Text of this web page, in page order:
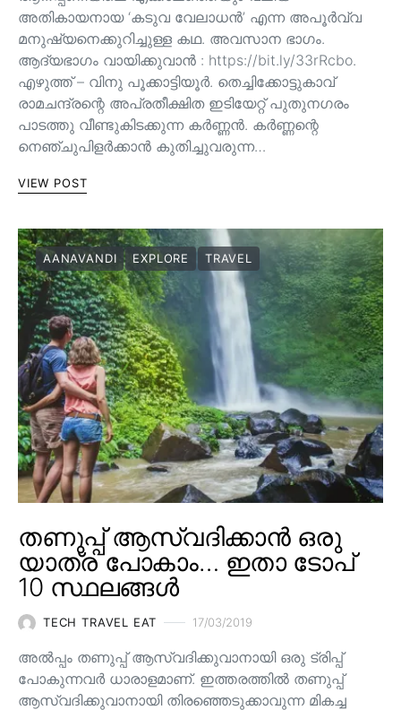
അതികായനായ ‘കടുവ വേലാധൻ’ എന്ന അപൂർവ്വ
മനുഷ്യനെക്കുറിച്ചുള്ള കഥ. അവസാന ഭാഗം.
ആദ്യഭാഗം വായിക്കുവാൻ : https://bit.ly/33rRcbo.
എഴുത്ത് – വിനു പൂക്കാട്ടിയൂർ. തെച്ചിക്കോട്ടുകാവ്
രാമചന്ദ്രന്റെ അപ്രതീക്ഷിത ഇടിയേറ്റ് പുതുനഗരം
പാടത്തു വീണ്ടുകിടക്കുന്ന കർണ്ണൻ. കർണ്ണന്റെ
നെഞ്ചുപിളർക്കാൻ കുതിച്ചുവരുന്ന…
VIEW POST
AANAVANDI EXPLORE TRAVEL
തണുപ്പ് ആസ്വദിക്കാൻ ഒരു
യാത്ര പോകാം… ഇതാ ടോപ്
10 സ്ഥലങ്ങൾ
TECH TRAVEL EAT 17/03/2019
അൽപ്പം തണുപ്പ് ആസ്വദിക്കുവാനായി ഒരു ട്രിപ്പ്
പോകുന്നവർ ധാരാളമാണ്. ഇത്തരത്തിൽ തണുപ്പ്
ആസ്വദിക്കുവാനായി തിരഞ്ഞെടുക്കാവുന്ന മികച്ച